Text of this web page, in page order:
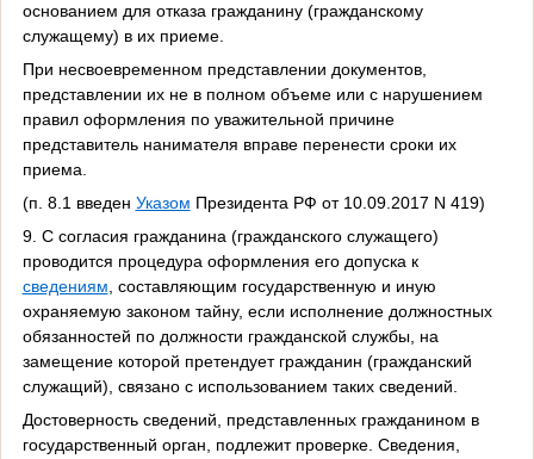
основанием для отказа гражданину (гражданскому
служащему) в их приеме.
При несвоевременном представлении документов,
представлении их не в полном объеме или с нарушением
правил оформления по уважительной причине
представитель нанимателя вправе перенести сроки их
приема.
(п. 8.1 введен Указом Президента РФ от 10.09.2017 N 419)
9. С согласия гражданина (гражданского служащего)
проводится процедура оформления его допуска к
сведениям, составляющим государственную и иную
охраняемую законом тайну, если исполнение должностных
обязанностей по должности гражданской службы, на
замещение которой претендует гражданин (гражданский
служащий), связано с использованием таких сведений.
Достоверность сведений, представленных гражданином в
государственный орган, подлежит проверке. Сведения,